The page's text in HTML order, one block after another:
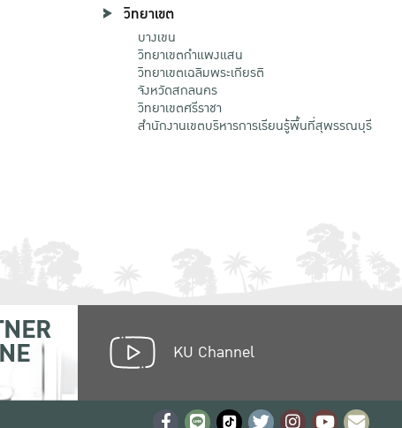
วิทยาเขต
บางเขน
วิทยาเขตกําแพงแสน
วิทยาเขตเฉลิมพระเกียรติ
จังหวัดสกลนคร
วิทยาเขตศรีราชา
สำนักงานเขตบริหารการเรียนรู้พื้นที่สุพรรณบุรี
KU Channel